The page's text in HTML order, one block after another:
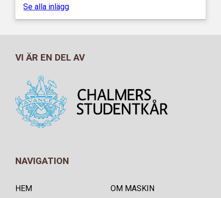
Se alla inlägg
VI ÄR EN DEL AV
NAVIGATION
HEM
OM MASKIN